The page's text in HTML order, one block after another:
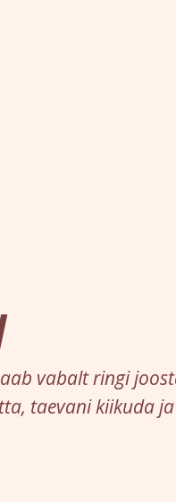
vabalt ringi
taevani kiikuda ja